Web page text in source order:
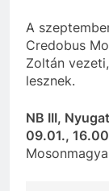
A
Credobus
Zoltán
lesznek.
NB III,
09.01.,